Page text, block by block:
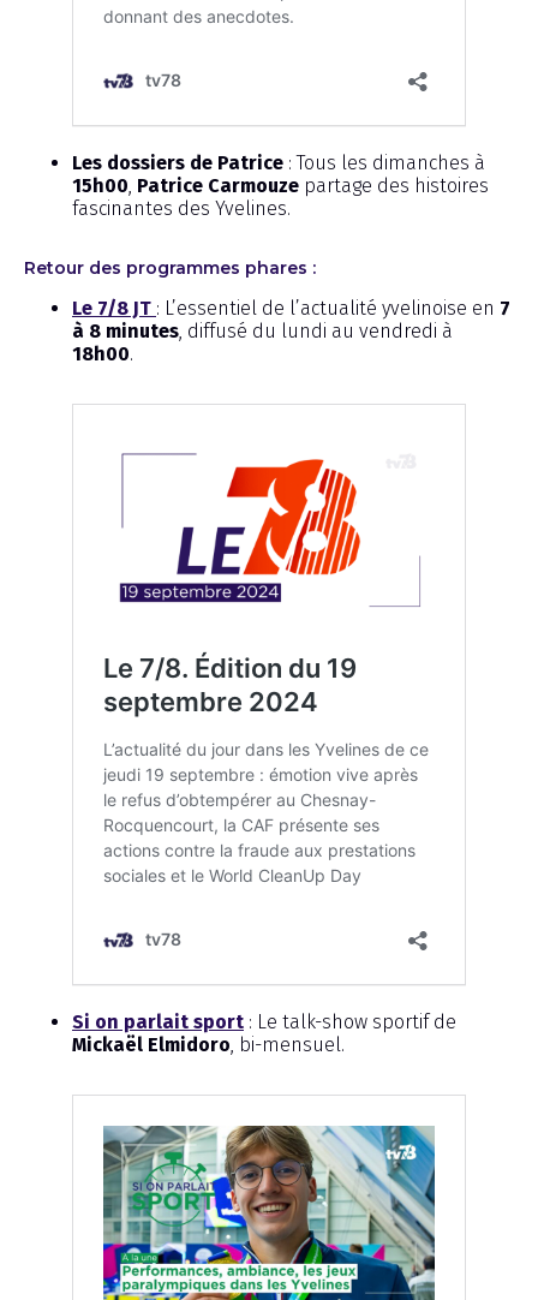
Les dossiers de Patrice : Tous les dimanches à
15h00 Patrice Carmouze partage des histoires
fascinantes des Yvelines.
Retour des programmes phares :
Le 7/8 JT : L’essentiel de l’actualité yvelinoise en 7
à 8 minutes , diffusé du lundi au vendredi à
18h00.
Si on parlait sport : Le talk-show sportif de
Mickaël Elmidoro , bi-mensuel.